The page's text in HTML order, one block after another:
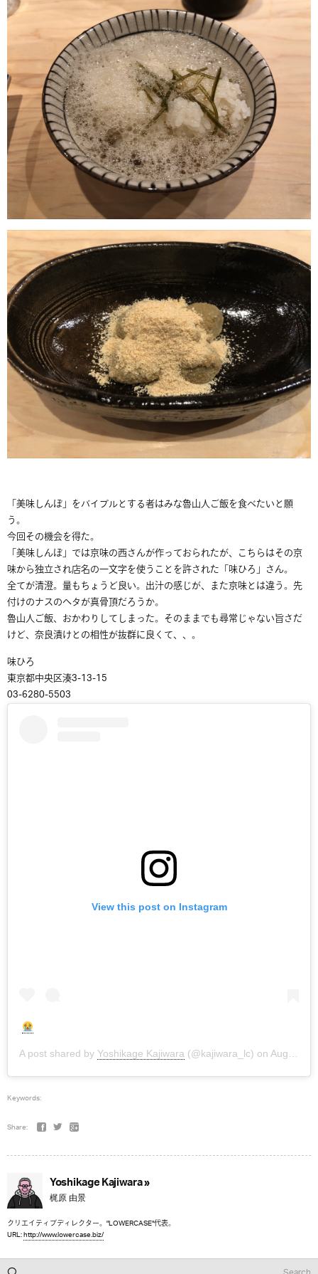
「美味しんぼ」をバイブルとする者はみな魯山人ご飯を食べたいと願
う。
今回その機会を得た。
「美味しんぼ」では京味の西さんが作っておられたが、こちらはその京
味から独立され店名の一文字を使うことを許された「味ひろ」さん。
全てが清澄。量もちょうど良い。出汁の感じが、また京味とは違う。先
付けのナスのヘタが真骨頂だろうか。
魯山人ご飯、おかわりしてしまった。そのままでも尋常じゃない旨さだ
けど、奈良漬けとの相性が抜群に良くて、、。
味ひろ
東京都中央区湊3-13-15
03-6280-5503
View this post on Instagram
A post shared by Yoshikage Kajiwara (@kajiwara_lc) on Aug 19, 2018 at 7:05am PDT
Keywords:
Share:
Yoshikage Kajiwara »
梶原 由景
クリエイティブディレクター。"LOWERCASE"代表。
URL:http://www.lowercase.biz/